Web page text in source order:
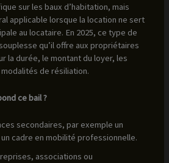
sur les baux d’habitation, mais
applicable lorsque la location ne sert
au locataire. En 2025, ce type de
qu’il offre aux propriétaires
la durée, le montant du loyer, les
de résiliation.
ce bail ?
secondaires, par exemple un
cadre en mobilité professionnelle.
associations ou